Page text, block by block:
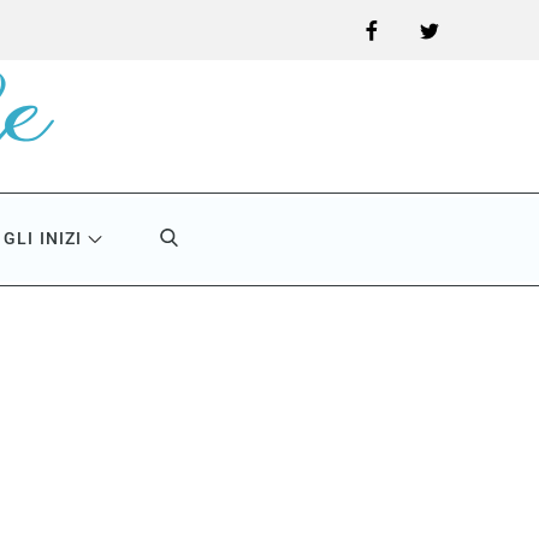
FacebookTwitter
GLI INIZI